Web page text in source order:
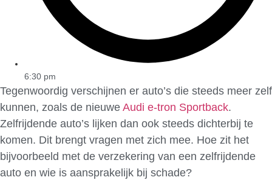
6:30 pm
Tegenwoordig verschijnen er auto’s die steeds meer zelf
kunnen, zoals de nieuwe Audi e-tron Sportback.
Zelfrijdende auto’s lijken dan ook steeds dichterbij te
komen. Dit brengt vragen met zich mee. Hoe zit het
bijvoorbeeld met de verzekering van een zelfrijdende
auto en wie is aansprakelijk bij schade?